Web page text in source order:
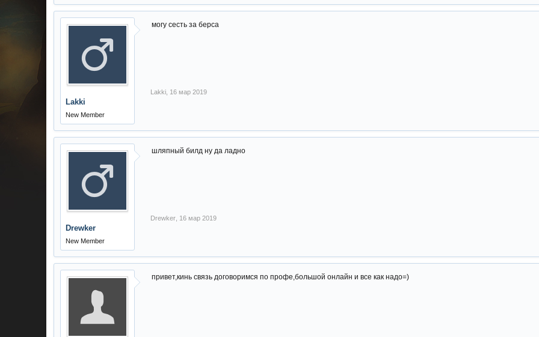
Lakki
New Member
могу сесть за берса
Lakki 16 мар 2019
Drewker
New Member
шляпный билд ну да ладно
Drewker 16 мар 2019
привет,кинь связь договоримся по профе,большой онлайн и все как надо=)